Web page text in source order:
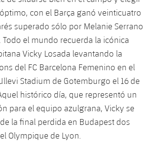
con el Barça ganó veinticuatro
superado sólo por Melanie Serrano
Todo el mundo recuerda la icónica
Vicky Losada levantando la
del FC Barcelona Femenino en el
Stadium de Gotemburgo el 16 de
histórico día, que representó un
para el equipo azulgrana, Vicky se
la final perdida en Budapest dos
Olympique de Lyon.